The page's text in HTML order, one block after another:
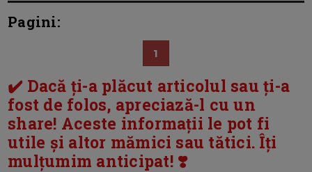
Pagini:
1
✔️ Dacă ți-a plăcut articolul sau ți-a
fost de folos, apreciază-l cu un
share! Aceste informații le pot fi
utile și altor mămici sau tătici. Îți
mulțumim anticipat! ❣️